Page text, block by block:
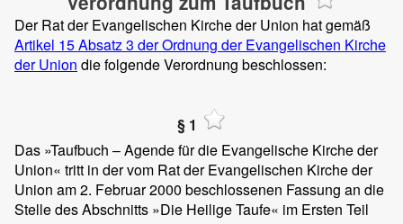
Der Rat der Evangelischen Kirche der Union hat gemäß
Artikel 15 Absatz 3 der Ordnung der Evangelischen Kirche
der Union die folgende Verordnung beschlossen:
§ 1
Das »Taufbuch – Agende für die Evangelische Kirche der
Union« tritt in der vom Rat der Evangelischen Kirche der
Union am 2. Februar 2000 beschlossenen Fassung an die
Stelle des Abschnitts »Die Heilige Taufe« im Ersten Teil